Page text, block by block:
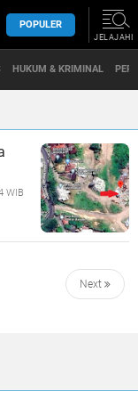
POPULER
JELAJAHI
HUKUM & KRIMINAL
WIB
Next